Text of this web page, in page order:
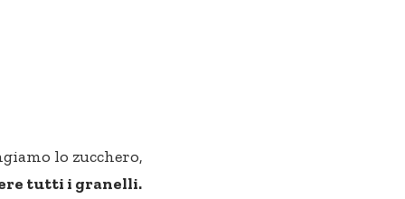
lo zucchero,
tutti i granelli.